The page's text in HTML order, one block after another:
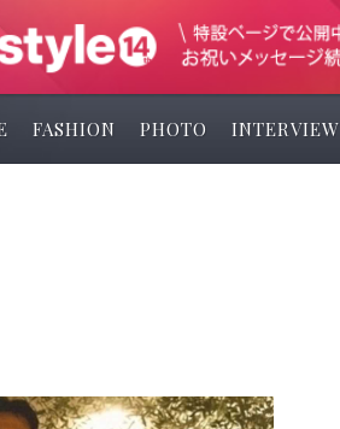
FASHION PHOTO INTERVIEW